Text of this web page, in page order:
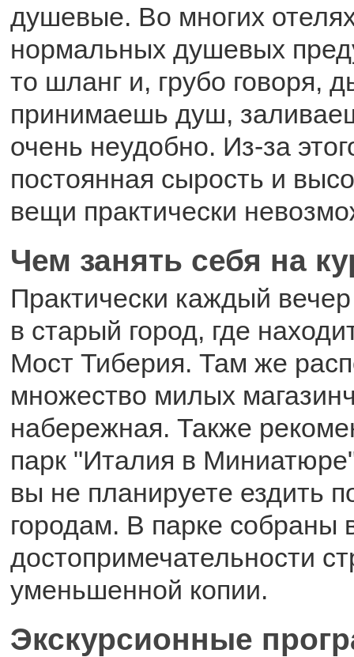
душевые. Во многих
нормальных душевых
то шланг и, грубо говоря,
принимаешь душ,
очень неудобно. Из-за
постоянная сырость и
вещи практически
Чем занять себя на
Практически каждый
в старый город, где
Мост Тиберия. Там же
множество милых
набережная. Также
парк "Италия в
вы не планируете ездить
городам. В парке собраны
достопримечательности
уменьшенной копии.
Экскурсионные